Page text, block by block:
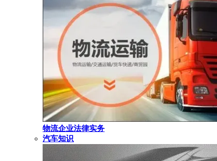
物流企业法律实务
汽车知识